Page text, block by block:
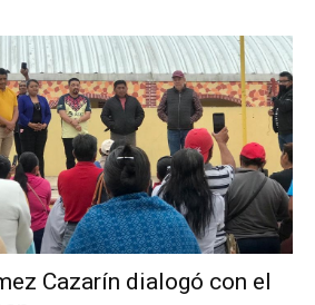
Cazarín dialogó con el